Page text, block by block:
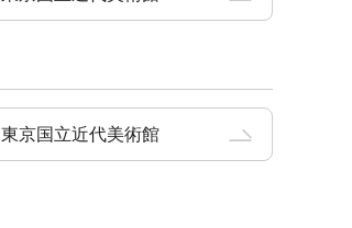
東京国立近代美術館